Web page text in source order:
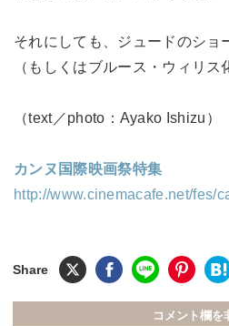
それにしても、ジュードのショ
（もしくはブルース・ウィリス
（text／photo：Ayako Ishizu）
カンヌ国際映画祭特集
http://www.cinemacafe.net/fes/
コメント欄を